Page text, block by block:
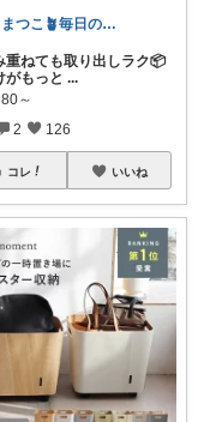
まつこ🪴毎日のくらし、ちょっと心地よく
重ねても取り出しラク📦
がもっと ...
～
2 126
コレ いいね